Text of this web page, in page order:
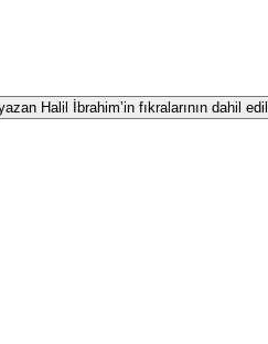
Halil İbrahim’in fıkralarının dahil